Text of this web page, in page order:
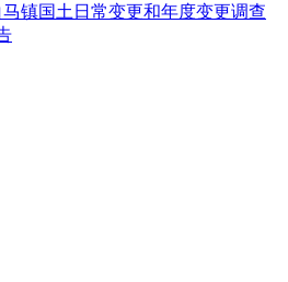
马镇国土日常变更和年度变更调查